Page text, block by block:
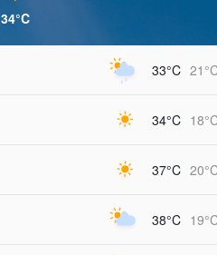
34°C
33°C
34°C
37°C
38°C